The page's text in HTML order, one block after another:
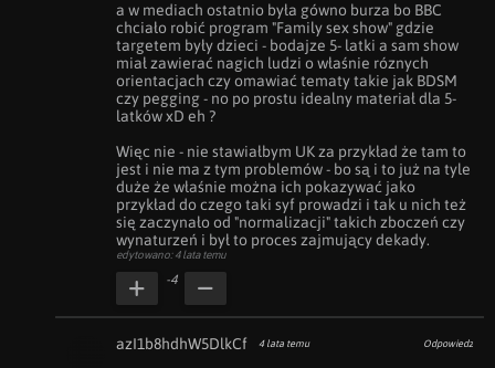
a w mediach ostatnio była gówno burza bo BBC
chciało robić program "Family sex show" gdzie
targetem były dzieci - bodajze 5- latki a sam show
miał zawierać nagich ludzi o właśnie róznych
orientacjach czy omawiać tematy takie jak BDSM
czy pegging - no po prostu idealny materiał dla 5-
latków xD eh ?
Więc nie - nie stawiałbym UK za przykład że tam to
jest i nie ma z tym problemów - bo są i to już na tyle
duże że właśnie można ich pokazywać jako
przykład do czego taki syf prowadzi i tak u nich też
się zaczynało od "normalizacji" takich zboczeń czy
wynaturzeń i był to proces zajmujący dekady.
edytowano: 4 lata temu
-4
azI1b8hdhW5DlkCf 4 lata temu Odpowiedz